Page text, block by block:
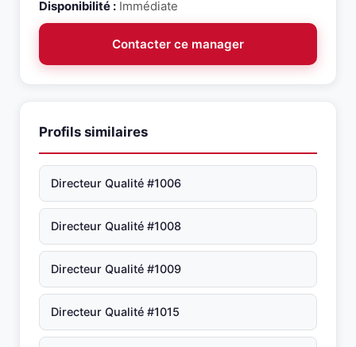
Disponibilité : Immédiate
Contacter ce manager
Profils similaires
Directeur Qualité #1006
Directeur Qualité #1008
Directeur Qualité #1009
Directeur Qualité #1015